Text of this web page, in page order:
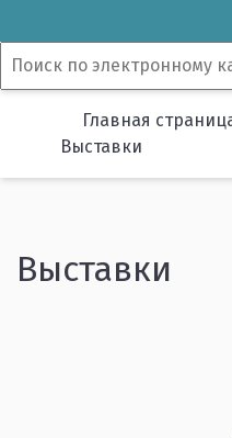
Главная
Выставки
Выставки